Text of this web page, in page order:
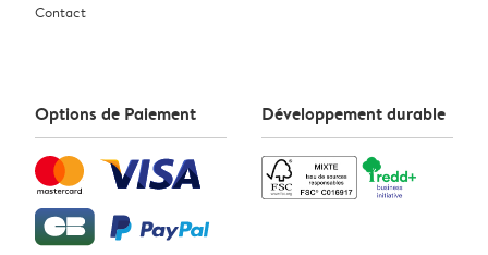
Contact
Options de Paiement Développement durable